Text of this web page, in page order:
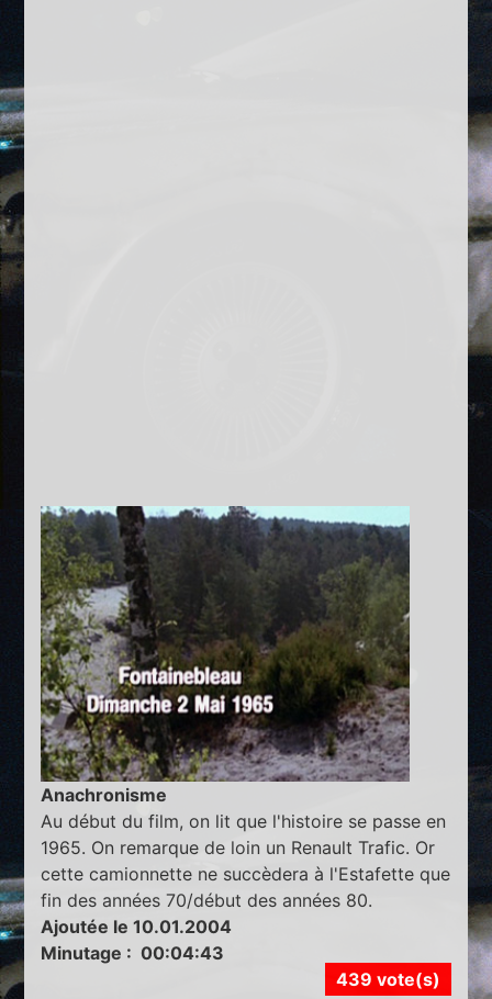
Anachronisme
Au début du film, on lit que l'histoire se passe en
1965. On remarque de loin un Renault Trafic. Or
cette camionnette ne succèdera à l'Estafette que
fin des années 70/début des années 80.
Ajoutée le 10.01.2004
Minutage : 00:04:43
439 vote(s)